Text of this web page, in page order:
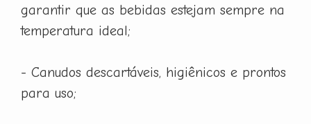
garantir que as bebidas estejam sempre na
temperatura ideal;
- Canudos descartáveis, higiênicos e prontos
para uso;